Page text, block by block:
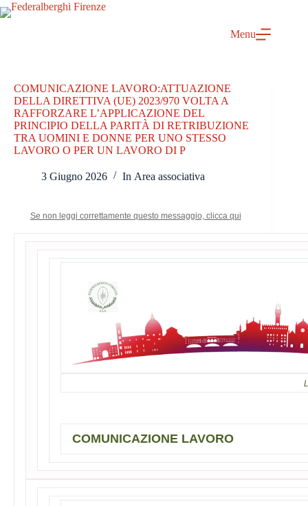
Salta
al
Menu
COMUNICAZIONE LAVORO:ATTUAZIONE
DELLA DIRETTIVA (UE) 2023/970 VOLTA A
RAFFORZARE L’APPLICAZIONE DEL
PRINCIPIO DELLA PARITÀ DI RETRIBUZIONE
TRA UOMINI E DONNE PER UNO STESSO
LAVORO O PER UN LAVORO DI P
3 Giugno 2026 In Area associativa
Se non leggi correttamente questo messaggio, clicca qui
COMUNICAZIONE LAVORO